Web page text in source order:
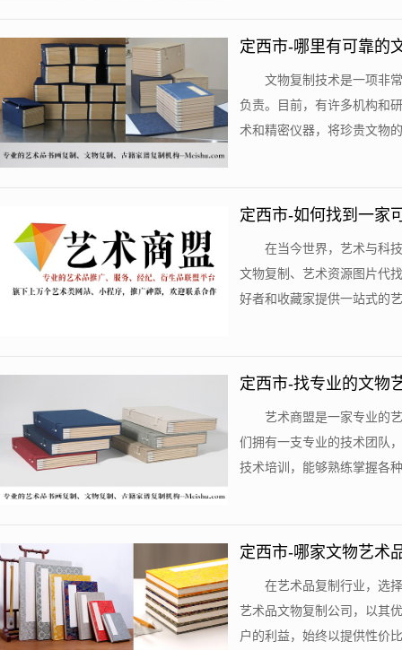
定西市-哪里有可靠的
文物复制技术是一项非
负责。目前，有许多机构和
术和精密仪器，将珍贵文物
定西市-如何找到一家
在当今世界，艺术与科
文物复制、艺术资源图片代
好者和收藏家提供一站式的
定西市-找专业的文物
艺术商盟是一家专业的
们拥有一支专业的技术团队
技术培训，能够熟练掌握各
定西市-哪家文物艺术
在艺术品复制行业，选
艺术品文物复制公司，以其
户的利益，始终以提供性价